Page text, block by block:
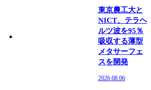
東京農工大と
NICT、テラヘ
ルツ波を95％
吸収する薄型
メタサーフェ
スを開発
2026.08.06